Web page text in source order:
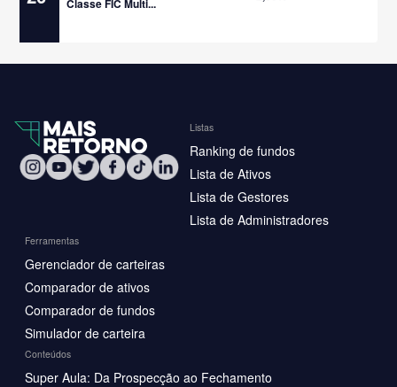
Classe FIC Multi...
Listas
Ranking de fundos
Lista de Ativos
Lista de Gestores
Lista de Administradores
Ferramentas
Gerenciador de carteiras
Comparador de ativos
Comparador de fundos
Simulador de carteira
Conteúdos
Super Aula: Da Prospecção ao Fechamento